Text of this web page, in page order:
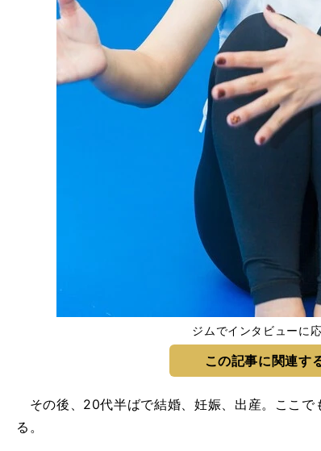
ジムでインタビューに
この記事に関連す
その後、20代半ばで結婚、妊娠、出産。ここで
る。